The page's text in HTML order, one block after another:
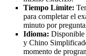
Tiempo Límite:
para completar el
minuto por
Idioma: Disponible
y Chino
momento de